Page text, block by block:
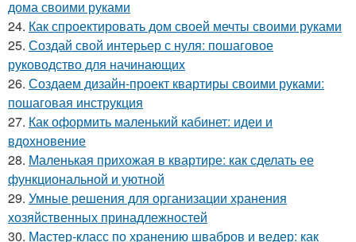
дома своими руками
24. Как спроектировать дом своей мечты своими руками
25. Создай свой интерьер с нуля: пошаговое
руководство для начинающих
26. Создаем дизайн-проект квартиры своими руками:
пошаговая инструкция
27. Как оформить маленький кабинет: идеи и
вдохновение
28. Маленькая прихожая в квартире: как сделать ее
функциональной и уютной
29. Умные решения для организации хранения
хозяйственных принадлежностей
30. Мастер-класс по хранению швабров и ведер: как